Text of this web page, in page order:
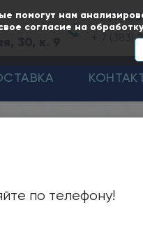
помогут нам
согласие на
+ 7 (383)
по телефону!